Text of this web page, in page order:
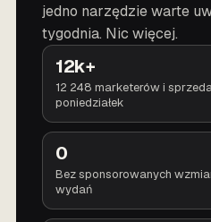
jedno narzędzie warte
tygodnia. Nic więcej.
12k+
12 248 marketerów i
poniedziałek
0
Bez sponsorowanych
wydań